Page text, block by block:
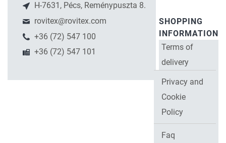
H-7631, Pécs, Reménypuszta 8.
rovitex@rovitex.com
+36 (72) 547 100
+36 (72) 547 101
SHOPPING
INFORMATION
Terms of
delivery
Privacy and
Cookie
Policy
Faq